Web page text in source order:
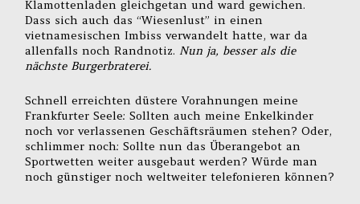
Klamottenladen gleichgetan und ward gewichen.
Dass sich auch das “Wiesenlust” in einen
vietnamesischen Imbiss verwandelt hatte, war da
allenfalls noch Randnotiz.Nun ja, besser als die
nächste Burgerbraterei.
Schnell erreichten düstere Vorahnungen meine
Frankfurter Seele: Sollten auch meine Enkelkinder
noch vor verlassenen Geschäftsräumen stehen? Oder,
schlimmer noch: Sollte nun das Überangebot an
Sportwetten weiter ausgebaut werden? Würde man
noch günstiger noch weltweiter telefonieren können?